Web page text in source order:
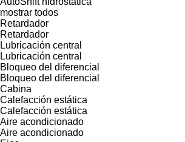
mostrar todos
Retardador
Retardador
Lubricación central
Lubricación central
Bloqueo del diferencial
Bloqueo del diferencial
Cabina
Calefacción estática
Calefacción estática
Aire acondicionado
Aire acondicionado